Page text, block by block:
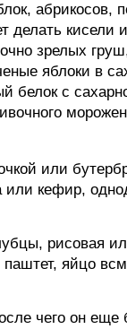
абрикосов,
кисели
зрелых
яблоки в
белок с
или
или кефир,
рисовая
яйцо
чего он еще